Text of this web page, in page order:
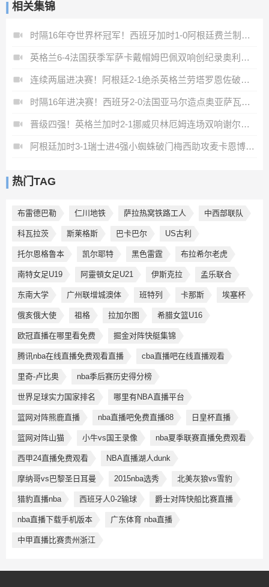
相关集锦
时隔16年夺世界杯冠军！西班牙加时1-0阿根廷费兰制胜恩佐染红
英格兰6-4法国获季军萨卡戴帽姆巴佩双响创纪录奥利塞2助+失良机
连续两届进决赛！阿根廷2-1绝杀英格兰劳塔罗恩佐破门梅西两助攻
时隔16年进决赛！西班牙2-0法国亚马尔造点奥亚萨瓦尔、波罗破门
晋级四强！英格兰加时2-1挪威贝林厄姆连场双响谢尔德鲁普破门
阿根廷加时3-1瑞士进4强小蜘蛛破门梅西助攻麦卡恩博洛假摔染红
热门TAG
布雷德巴勒 仁川地铁 萨拉热窝铁路工人 中西部联队
科瓦拉茨 斯莱格斯 巴卡巴尔 US古利
托尔恩格鲁本 凯尔耶特 黑色雷霆 布拉希尔老虎
南特女足U19 阿靈頓女足U21 伊斯克拉 孟乐联合
东南大学 广州联增城澳体 班特列 卡那斯 埃塞杯
俄亥俄大使 祖格 拉加尔图 希腊女篮U16
欧冠直播在哪里看免费 掘金对阵快艇集锦
腾讯nba在线直播免费观看直播 cba直播吧在线直播观看
里奇-卢比奥 nba季后赛历史得分榜
世界足球实力国家排名 哪里有NBA直播平台
篮网对阵熊鹿直播 nba直播吧免费直播88 日皇杯直播
篮网对阵山猫 小牛vs国王录像 nba夏季联赛直播免费观看
西甲24直播免费观看 NBA直播湖人dunk
摩纳哥vs巴黎圣日耳曼 2015nba选秀 北美灰狼vs雪豹
猎豹直播nba 西班牙人0-2输球 爵士对阵快船比赛直播
nba直播下载手机版本 广东体育 nba直播
中甲直播比赛贵州浙江